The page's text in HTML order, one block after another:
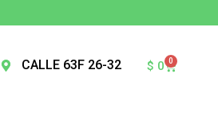
CALLE 63F 26-32 $ 0 0